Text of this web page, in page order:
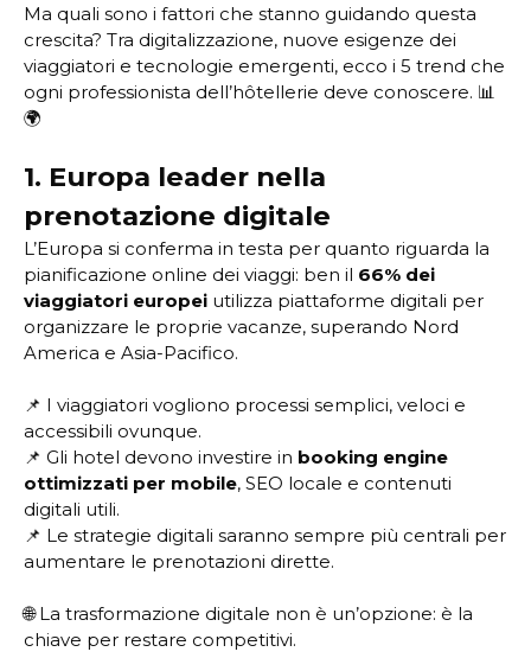
Ma quali sono i fattori che stanno guidando questa
crescita? Tra digitalizzazione, nuove esigenze dei
viaggiatori e tecnologie emergenti, ecco i 5 trend che
ogni professionista dell’hôtellerie deve conoscere. 📊
🌍
1. Europa leader nella
prenotazione digitale
L’Europa si conferma in testa per quanto riguarda la
pianificazione online dei viaggi: ben il 66% dei
viaggiatori europei utilizza piattaforme digitali per
organizzare le proprie vacanze, superando Nord
America e Asia-Pacifico.
📌 I viaggiatori vogliono processi semplici, veloci e
accessibili ovunque.
📌 Gli hotel devono investire in booking engine
ottimizzati per mobile, SEO locale e contenuti
digitali utili.
📌 Le strategie digitali saranno sempre più centrali per
aumentare le prenotazioni dirette.
🌐 La trasformazione digitale non è un’opzione: è la
chiave per restare competitivi.